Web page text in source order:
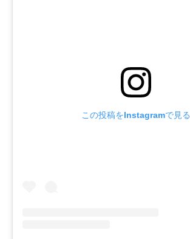
この投稿をInstagramで見る